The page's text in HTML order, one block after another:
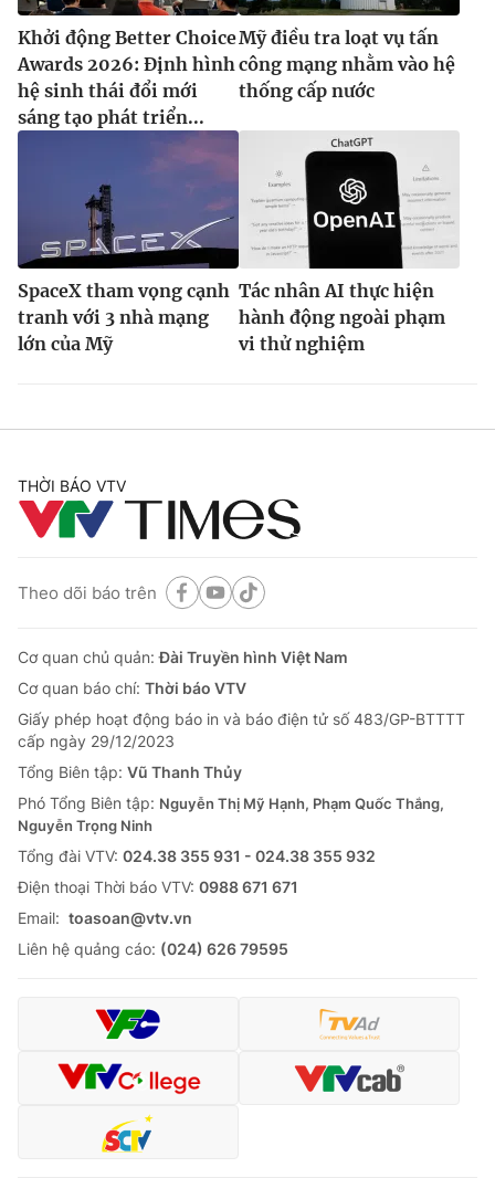
Khởi động Better Choice
Awards 2026: Định hình
hệ sinh thái đổi mới
sáng tạo phát triển...
Mỹ điều tra loạt vụ tấn
công mạng nhằm vào hệ
thống cấp nước
SpaceX tham vọng cạnh
tranh với 3 nhà mạng
lớn của Mỹ
Tác nhân AI thực hiện
hành động ngoài phạm
vi thử nghiệm
THỜI BÁO VTV
Theo dõi báo trên
Cơ quan chủ quản:Đài Truyền hình Việt Nam
Cơ quan báo chí: Thời báo VTV
Giấy phép hoạt động báo in và báo điện tử số 483/GP-BTTTT
cấp ngày 29/12/2023
Tổng Biên tập: Vũ Thanh Thủy
Phó Tổng Biên tập: Nguyễn Thị Mỹ Hạnh, Phạm Quốc Thắng,
Nguyễn Trọng Ninh
Tổng đài VTV: 024.38 355 931 - 024.38 355 932
Ðiện thoại Thời báo VTV: 0988 671 671
Email: toasoan@vtv.vn
Liên hệ quảng cáo: (024) 626 79595